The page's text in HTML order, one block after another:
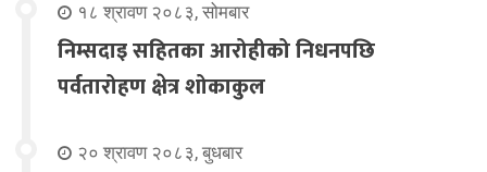
१८ श्रावण २०८३, सोमबार
निम्सदाइ सहितका आरोहीको निधनपछि
पर्वतारोहण क्षेत्र शोकाकुल
२० श्रावण २०८३, बुधबार